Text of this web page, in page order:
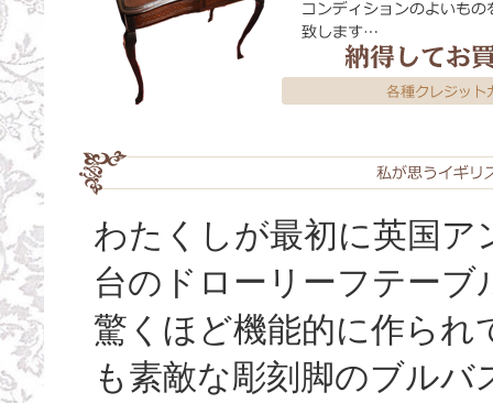
わたくしが最初に英国
台のドローリーフテーブ
驚くほど機能的に作ら
も素敵な彫刻脚のブル